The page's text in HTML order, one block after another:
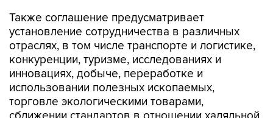
Также соглашение предусматривает
установление сотрудничества в различных
отраслях, в том числе транспорте и логистике,
конкуренции, туризме, исследованиях и
инновациях, добыче, переработке и
использовании полезных ископаемых,
торговле экологическими товарами,